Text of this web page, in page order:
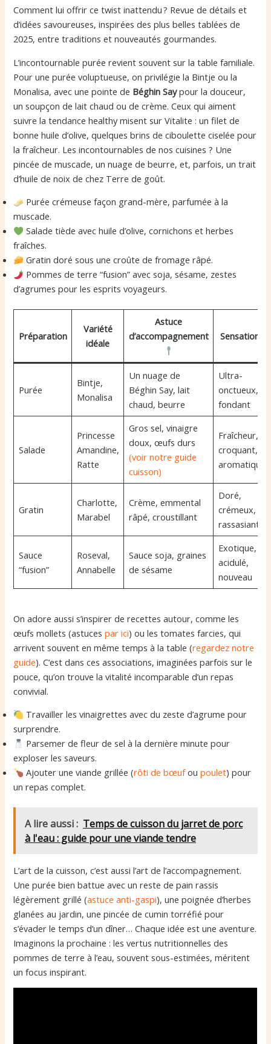
Comment lui offrir ce twist inattendu ? Revue de détails et
d’idées savoureuses, inspirées des plus belles tablées de
2025, entre traditions et nouveautés gourmandes.
L’incontournable purée revient souvent sur la table familiale.
Pour une purée voluptueuse, on privilégie la Bintje ou la
Monalisa, avec une pointe de Béghin Saypour la douceur,
un soupçon de lait chaud ou de crème. Ceux qui aiment
suivre la tendance healthy misent sur Vitalite : un filet de
bonne huile d’olive, quelques brins de ciboulette ciselée pour
la fraîcheur. Les incontournables de nos cuisines ? Une
pincée de muscade, un nuage de beurre, et, parfois, un trait
d’huile de noix de chez Terre de goût.
Purée crémeuse façon grand-mère, parfumée à la
muscade.
Salade tiède avec huile d’olive, cornichons et herbes
fraîches.
Gratin doré sous une croûte de fromage râpé.
Pommes de terre “fusion” avec soja, sésame, zestes
d’agrumes pour les esprits voyageurs.
Préparation
Variété
idéale
Astuce
d’accompagnement
Sensations
Purée
Bintje,
Monalisa
Un nuage de
Béghin Say, lait
chaud, beurre
Ultra-
onctueux,
fondant
Salade
Princesse
Amandine,
Ratte
Gros sel, vinaigre
doux, œufs durs
(voir notre guide
cuisson)
Fraîcheur,
croquant,
aromatique
Gratin
Charlotte,
Marabel
Crème, emmental
râpé, croustillant
Doré,
crémeux,
rassasiant
Sauce
“fusion”
Roseval,
Annabelle
Sauce soja, graines
de sésame
Exotique,
acidulé,
nouveau
On adore aussi s’inspirer de recettes autour, comme les
œufs mollets (astucespar ici) ou les tomates farcies, qui
arrivent souvent en même temps à la table (regardez notre
guide). C’est dans ces associations, imaginées parfois sur le
pouce, qu’on trouve la vitalité incomparable d’un repas
convivial.
Travailler les vinaigrettes avec du zeste d’agrume pour
surprendre.
Parsemer de fleur de sel à la dernière minute pour
exploser les saveurs.
Ajouter une viande grillée (rôti de bœufoupoulet) pour
un repas complet.
A lire aussi : Temps de cuisson du jarret de porc
à l'eau : guide pour une viande tendre
L’art de la cuisson, c’est aussi l’art de l’accompagnement.
Une purée bien battue avec un reste de pain rassis
légèrement grillé (astuce anti-gaspi), une poignée d’herbes
glanées au jardin, une pincée de cumin torréfié pour
s’évader le temps d’un dîner… Chaque idée est une aventure.
Imaginons la prochaine : les vertus nutritionnelles des
pommes de terre à l’eau, souvent sous-estimées, méritent
un focus inspirant.